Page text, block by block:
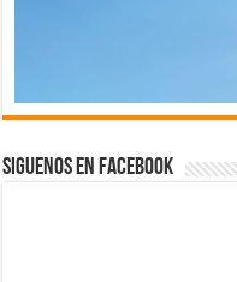
Siguenos en Facebook